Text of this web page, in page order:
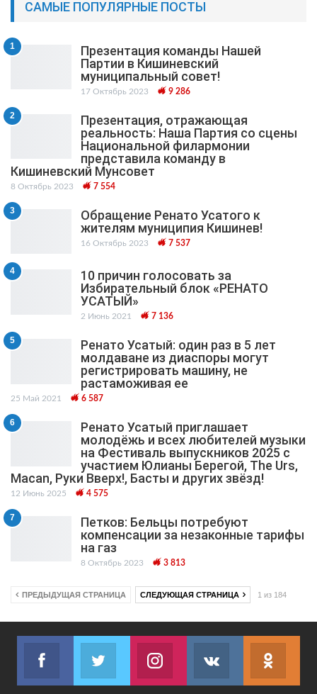
САМЫЕ ПОПУЛЯРНЫЕ ПОСТЫ
1
Презентация команды Нашей
Партии в Кишиневский
муниципальный cовет!
17 Октябрь 2023 9 286
2
Презентация, отражающая
реальность: Наша Партия со сцены
Национальной филармонии
представила команду в
Кишиневский Мунсовет
8 Октябрь 2023 7 554
3
Обращение Ренато Усатого к
жителям муниципия Кишинев!
16 Октябрь 2023 7 537
4
10 причин голосовать за
Избирательный блок «РЕНАТО
УСАТЫЙ»
2 Июнь 2021 7 136
5
Ренато Усатый: один раз в 5 лет
молдаване из диаспоры могут
регистрировать машину, не
растаможивая ее
25 Май 2021 6 587
6
Ренато Усатый приглашает
молодёжь и всех любителей музыки
на Фестиваль выпускников 2025 с
участием Юлианы Берегой, The Urs,
Macan, Руки Вверх!, Басты и других звёзд!
12 Июнь 2025 4 575
7
Петков: Бельцы потребуют
компенсации за незаконные тарифы
на газ
8 Октябрь 2023 3 813
ПРЕДЫДУЩАЯ СТРАНИЦА СЛЕДУЮЩАЯ СТРАНИЦА 1 из 184
Facebook
Join us on Facebook
Twitter
Join us on TwitterJoin us on InstagramJoin us on VK